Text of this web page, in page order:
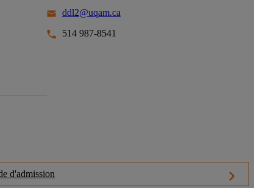
ddl2@uqam.ca
514 987-8541
d'admission